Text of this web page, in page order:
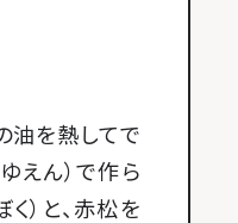
油を熱してで
ゆえん）で作ら
）と、赤松を